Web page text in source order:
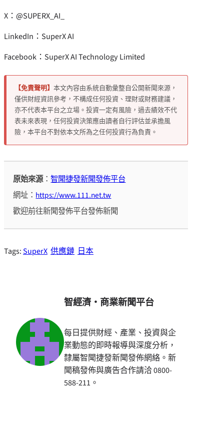
X：@SUPERX_AI_
LinkedIn：SuperX AI
Facebook：SuperX AI Technology Limited
【免責聲明】 本文內容由系統自動彙整自公開新聞來源，
僅供財經資訊參考，不構成任何投資、理財或財務建議，
亦不代表本平台之立場。投資一定有風險，過去績效不代
表未來表現，任何投資決策應由讀者自行評估並承擔風
險，本平台不對依本文所為之任何投資行為負責。
原始來源：智聞捷發新聞發佈平台
網址： https://www.111.net.tw
歡迎前往新聞發佈平台發佈新聞
Tags:SuperX 供應鏈 日本
智經濟・商業新聞平台
每日提供財經、產業、投資與企
業動態的即時報導與深度分析，
隸屬智聞捷發新聞發佈網絡。新
聞稿發佈與廣告合作請洽 0800-
588-211。